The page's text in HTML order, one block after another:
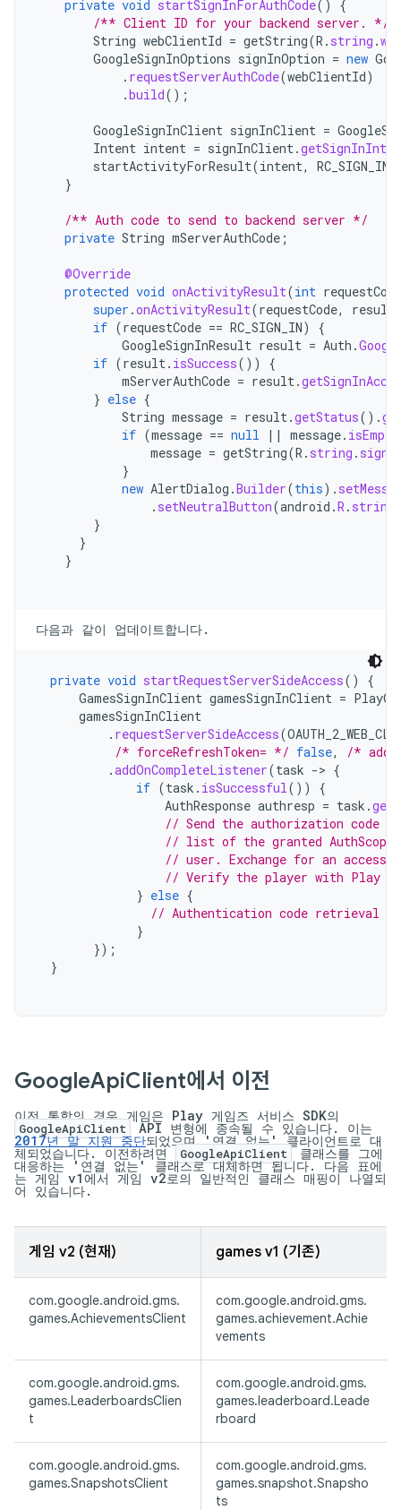
private void startSignInForAuthCode()
{
/** Client ID for your backend server. */
String webClientId = getString(R . string .
GoogleSignInOptions signInOption = new
. requestServerAuthCode(webClientId)
.build();
GoogleSignInClient signInClient =
Intent intent = signInClient.
startActivityForResult(intent, RC_SIGN_IN
}
/** Auth code to send to backend server */
private String mServerAuthCode ;
@Override
protected void onActivityResult(int requestCode
super .onActivityResult(requestCode,
if (requestCode == RC_SIGN_IN)
{
GoogleSignInResult result = Auth .
if (result. isSuccess())
{
mServerAuthCode = result.
} else {
String message = result.getStatus().
if (message == null || message. isEmpty
message = getString(R . string .
}
new AlertDialog .Builder(this).
. setNeutralButton(android .R . string
}
}
}
다음과 같이 업데이트합니다.
private void startRequestServerSideAccess()
{
GamesSignInClient gamesSignInClient =
gamesSignInClient
. requestServerSideAccess(
/* forceRefreshToken= */ false,
/*
.addOnCompleteListener(task -> {
if (task . isSuccessful())
{
AuthResponse authresp = task .
// Send the authorization code
// list of the granted
// user. Exchange for an access
// Verify the player with Play
} else {
// Authentication code retrieval
}
});
}
GoogleApiClient에서 이전
이전 통합의 경우 게임은 Play 게임즈 서비스 SDK의
GoogleApiClient API 변형에 종속될 수 있습니다. 이는
2017년 말 지원 중단되었으며 '연결 없는' 클라이언트로 대
체되었습니다. 이전하려면 GoogleApiClient 클래스를 그에
대응하는 '연결 없는' 클래스로 대체하면 됩니다. 다음 표에
는 게임 v1에서 게임 v2로의 일반적인 클래스 매핑이 나열되
어 있습니다.
게임 v2 (현재) games v1 (기존)
com.google.android.gms.
games.AchievementsClient
com.google.android.gms.
games.achievement.Achie
vements
com.google.android.gms.
games.LeaderboardsClien
t
com.google.android.gms.
games.leaderboard.Leade
rboard
com.google.android.gms.
games.SnapshotsClient
com.google.android.gms.
games.snapshot.Snapsho
ts